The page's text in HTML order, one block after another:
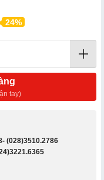
24%
tay)
- (028)3510.2786